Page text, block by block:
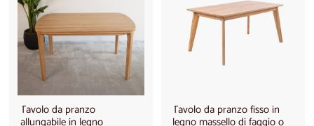
1
3
4
0
0
3
0
Tavolo da pranzo
allungabile in legno
Tavolo da pranzo fisso in
legno massello di faggio o